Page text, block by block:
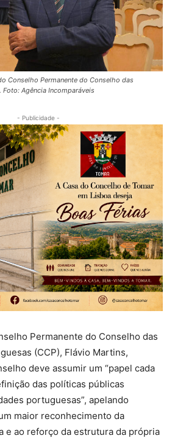
Conselho Permanente do Conselho das
Agência Incomparáveis
- Publicidade -
Permanente do Conselho das
(CCP), Flávio Martins,
deve assumir um “papel cada
das políticas públicas
portuguesas”, apelando
maior reconhecimento da
e ao reforço da estrutura da própria